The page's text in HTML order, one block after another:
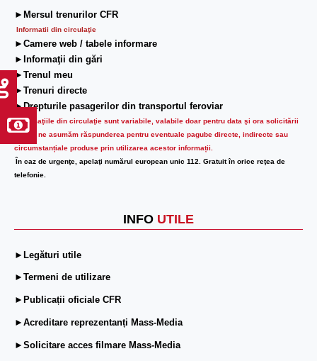
►Mersul trenurilor CFR
Informatii din circulaţie
►Camere web / tabele informare
►Informaţii din gări
►Trenul meu
►Trenuri directe
►Drepturile pasagerilor din transportul feroviar
Informaţiile din circulaţie sunt variabile, valabile doar pentru data şi ora solicitării
lor.Nu ne asumăm răspunderea pentru eventuale pagube directe, indirecte sau
circumstanțiale produse prin utilizarea acestor informații.
În caz de urgenţe, apelaţi numărul european unic 112. Gratuit în orice reţea de
telefonie.
INFO UTILE
►Legături utile
►Termeni de utilizare
►Publicații oficiale CFR
►Acreditare reprezentanți Mass-Media
►Solicitare acces filmare Mass-Media